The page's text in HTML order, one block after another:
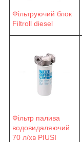
Фільтруючий блок
Filtroll diesel
Фільтр палива
водовидаляючий
70 л/хв PIUSI